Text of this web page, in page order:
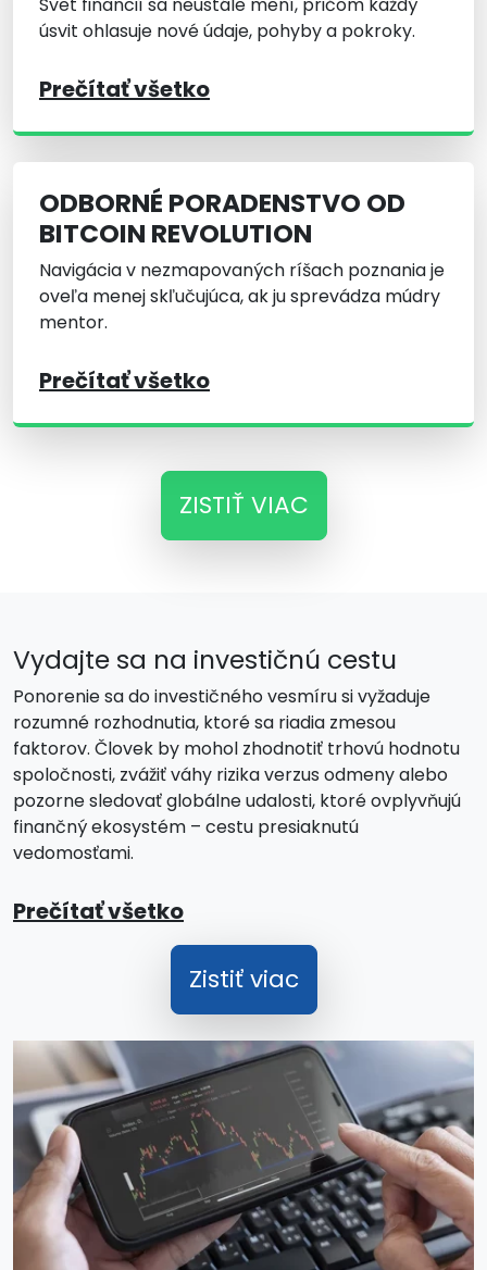
Svet financií sa neustále mení, pričom každý
úsvit ohlasuje nové údaje, pohyby a pokroky.
Prečítať všetko
ODBORNÉ PORADENSTVO OD
BITCOIN REVOLUTION
Navigácia v nezmapovaných ríšach poznania je
oveľa menej skľučujúca, ak ju sprevádza múdry
mentor.
Prečítať všetko
ZISTIŤ VIAC
Vydajte sa na investičnú cestu
Ponorenie sa do investičného vesmíru si vyžaduje
rozumné rozhodnutia, ktoré sa riadia zmesou
faktorov. Človek by mohol zhodnotiť trhovú hodnotu
spoločnosti, zvážiť váhy rizika verzus odmeny alebo
pozorne sledovať globálne udalosti, ktoré ovplyvňujú
finančný ekosystém – cestu presiaknutú
vedomosťami.
Prečítať všetko
Zistiť viac